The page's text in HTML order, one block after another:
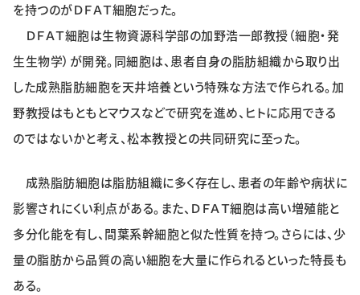
を持つのがＤＦＡＴ細胞だった。
ＤＦＡＴ細胞は生物資源科学部の加野浩一郎教授（細胞・発
生生物学）が開発。同細胞は、患者自身の脂肪組織から取り出
した成熟脂肪細胞を天井培養という特殊な方法で作られる。加
野教授はもともとマウスなどで研究を進め、ヒトに応用できる
のではないかと考え、松本教授との共同研究に至った。
成熟脂肪細胞は脂肪組織に多く存在し、患者の年齢や病状に
影響されにくい利点がある。また、ＤＦＡＴ細胞は高い増殖能と
多分化能を有し、間葉系幹細胞と似た性質を持つ。さらには、少
量の脂肪から品質の高い細胞を大量に作られるといった特長も
ある。